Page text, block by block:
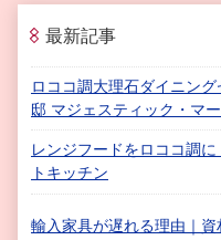
最新記事
ロココ調大理石ダイニン
邸 マジェスティック・マ
レンジフードをロココ調
トキッチン
輸入家具が遅れる理由｜